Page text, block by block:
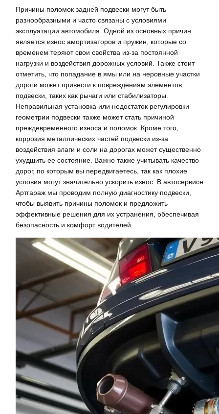
Причины поломок задней подвески могут быть
разнообразными и часто связаны с условиями
эксплуатации автомобиля. Одной из основных причин
является износ амортизаторов и пружин, которые со
временем теряют свои свойства из-за постоянной
нагрузки и воздействия дорожных условий. Также стоит
отметить, что попадание в ямы или на неровные участки
дороги может привести к повреждениям элементов
подвески, таких как рычаги или стабилизаторы.
Неправильная установка или недостаток регулировки
геометрии подвески также может стать причиной
преждевременного износа и поломок. Кроме того,
коррозия металлических частей подвески из-за
воздействия влаги и соли на дорогах может существенно
ухудшить ее состояние. Важно также учитывать качество
дорог, по которым вы передвигаетесь, так как плохие
условия могут значительно ускорить износ. В автосервисе
Артгараж мы проводим полную диагностику подвески,
чтобы выявить причины поломок и предложить
эффективные решения для их устранения, обеспечивая
безопасность и комфорт водителей.